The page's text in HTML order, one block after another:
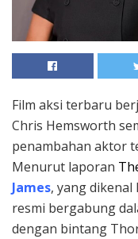
Film aksi terbaru
Chris Hemsworth
penambahan aktor
Menurut laporan
James, yang dikenal
resmi bergabung
dengan bintang